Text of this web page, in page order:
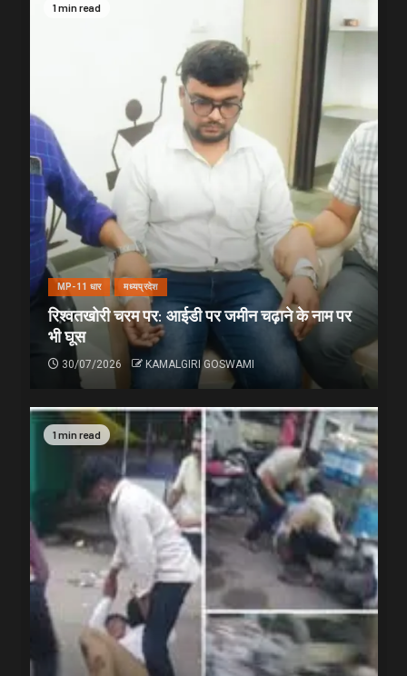
1 min read
MP-11 धार मध्यप्रदेश
रिश्वतखोरी चरम पर: आईडी पर जमीन चढ़ाने के नाम पर
भी घूस
30/07/2026 KAMALGIRI GOSWAMI
1 min read